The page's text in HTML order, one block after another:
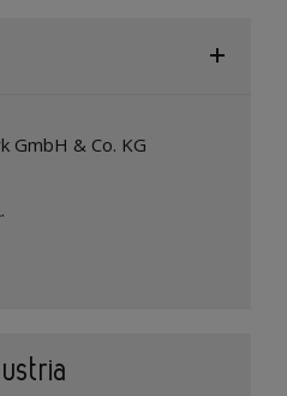
GmbH & Co. KG